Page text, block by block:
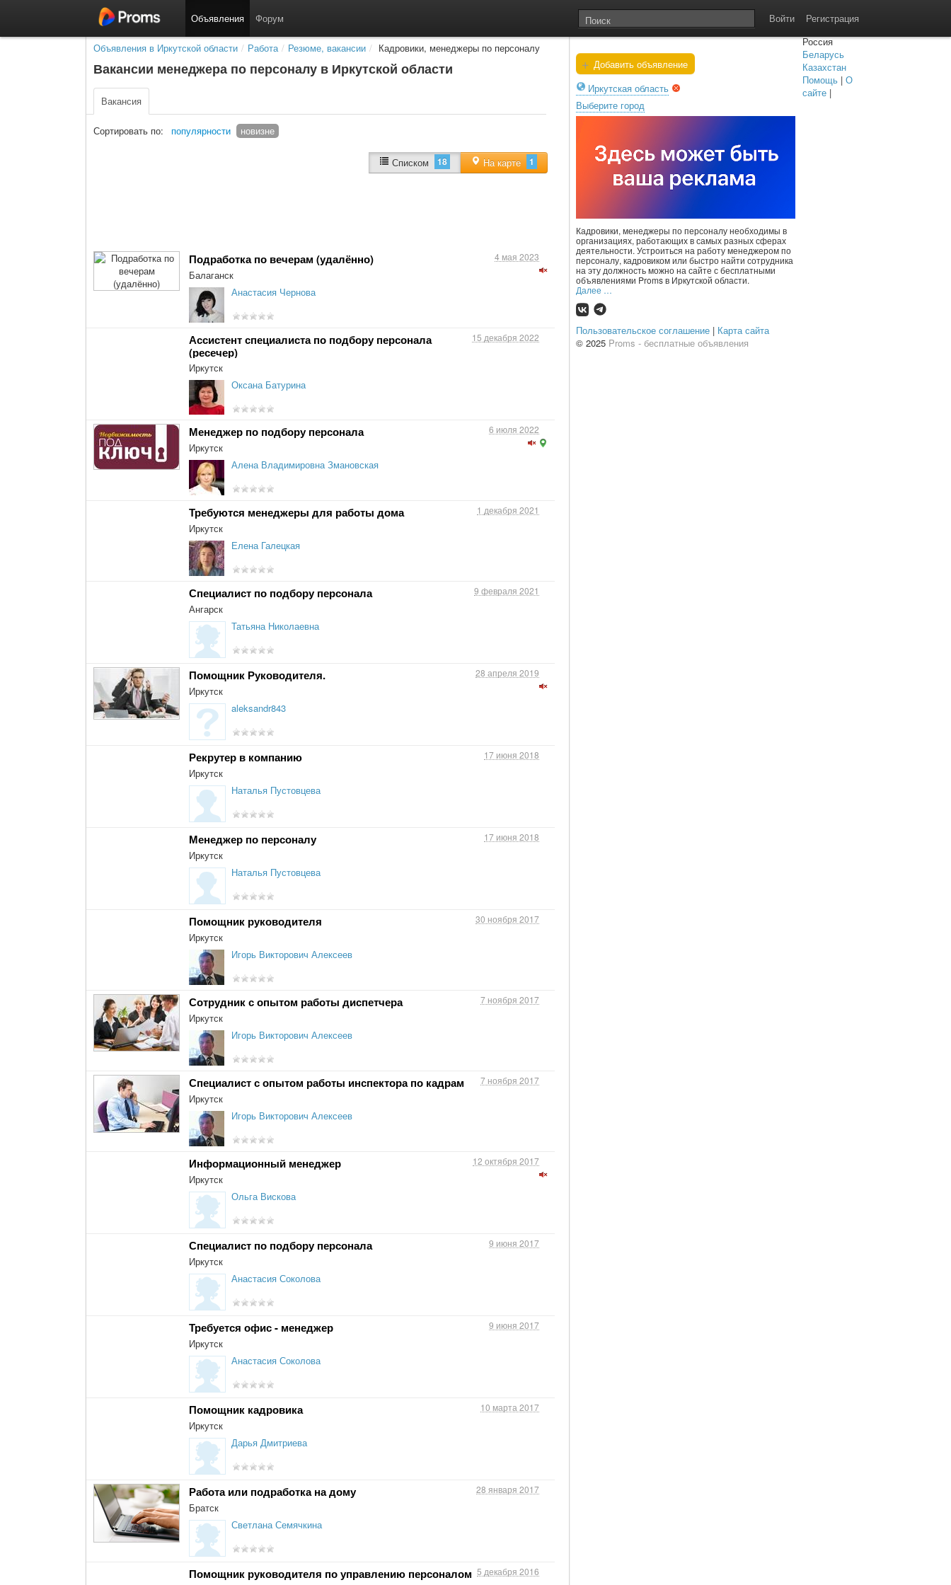
Объявления Форум Войти Регистрация
Объявления в Иркутской области / Работа / Резюме, вакансии / Кадровики, менеджеры по персоналу
Вакансии менеджера по персоналу в Иркутской области
Вакансия
Сортировать по: популярности новизне
Списком 18 На карте 1
Подработка по вечерам (удалённо) 4 мая 2023
Балаганск
Анастасия Чернова
Ассистент специалиста по подбору персонала
(ресечер)
15 декабря 2022
Иркутск
Оксана Батурина
Менеджер по подбору персонала 6 июля 2022
Иркутск
Алена Владимировна Змановская
Требуются менеджеры для работы дома 1 декабря 2021
Иркутск
Елена Галецкая
Специалист по подбору персонала 9 февраля 2021
Ангарск
Татьяна Николаевна
Помощник Руководителя. 28 апреля 2019
Иркутск
aleksandr843
Рекрутер в компанию 17 июня 2018
Иркутск
Наталья Пустовцева
Менеджер по персоналу 17 июня 2018
Иркутск
Наталья Пустовцева
Помощник руководителя 30 ноября 2017
Иркутск
Игорь Викторович Алексеев
Сотрудник с опытом работы диспетчера 7 ноября 2017
Иркутск
Игорь Викторович Алексеев
Специалист с опытом работы инспектора по кадрам 7 ноября 2017
Иркутск
Игорь Викторович Алексеев
Информационный менеджер 12 октября 2017
Иркутск
Ольга Вискова
Специалист по подбору персонала 9 июня 2017
Иркутск
Анастасия Соколова
Требуется офис - менеджер 9 июня 2017
Иркутск
Анастасия Соколова
Помощник кадровика 10 марта 2017
Иркутск
Дарья Дмитриева
Работа или подработка на дому 28 января 2017
Братск
Светлана Семячкина
Помощник руководителя по управлению персоналом 5 декабря 2016
+ Добавить объявление
Иркутская область
Выберите город
Кадровики, менеджеры по персоналу необходимы в
организациях, работающих в самых разных сферах
деятельности. Устроиться на работу менеджером по
персоналу, кадровиком или быстро найти сотрудника
на эту должность можно на сайте с бесплатными
объявлениями Proms в Иркутской области.
Далее …
Россия
Беларусь
Казахстан
Помощь | О
сайте |
Пользовательское соглашение | Карта сайта
© 2025 Proms - бесплатные объявления